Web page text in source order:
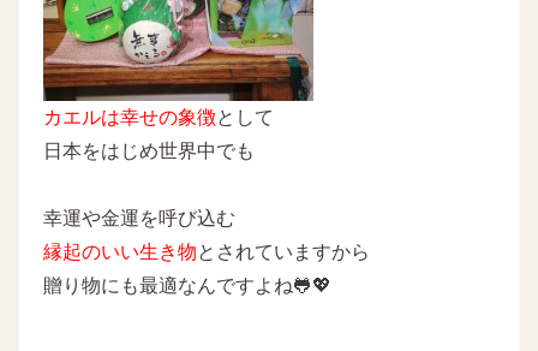
カエルは幸せの象徴として
日本をはじめ世界中でも
幸運や金運を呼び込む
縁起のいい生き物とされていますから
贈り物にも最適なんですよね🐸💖